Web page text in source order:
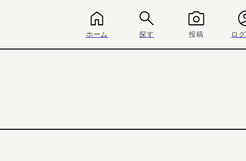
ホーム 探す 投稿 ロ